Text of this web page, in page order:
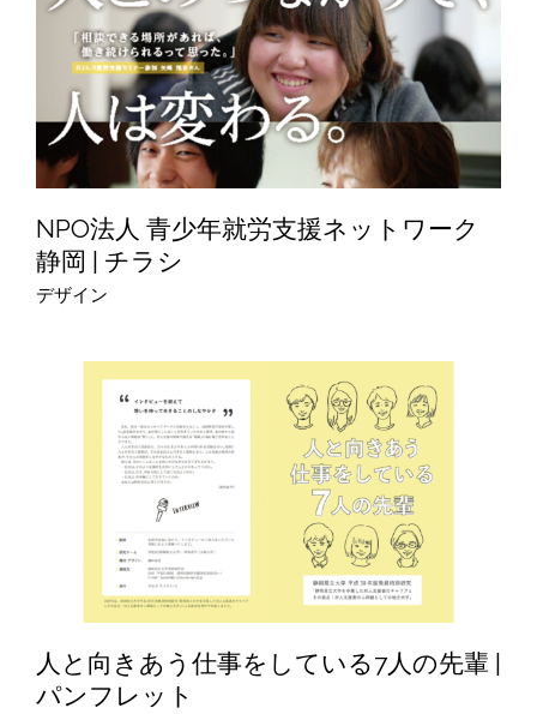
NPO法人 青少年就労支援ネットワーク
静岡 | チラシ
デザイン
人と向きあう仕事をしている7人の先輩 |
パンフレット